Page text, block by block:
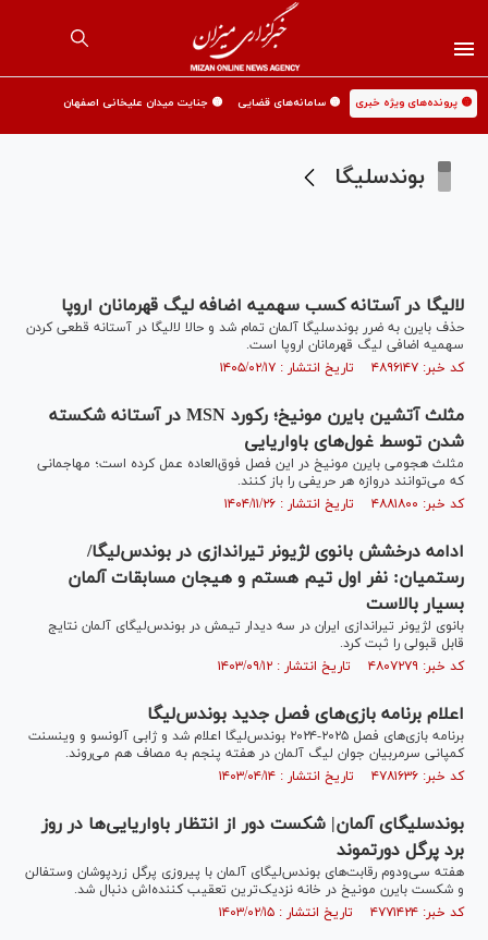
🟡 پرونده‌های ویژه خبری 🟡 سامانه‌های قضایی 🟡 جنایت میدان علیخانی اصفهان
بوندسلیگا
لالیگا در آستانه کسب سهمیه اضافه لیگ قهرمانان اروپا
حذف بایرن به ضرر بوندسلیگا آلمان تمام شد و حالا لالیگا در آستانه قطعی کردن
سهمیه اضافی لیگ قهرمانان اروپا است.
کد خبر: ۴۸۹۶۱۴۷ تاریخ انتشار : ۱۴۰۵/۰۲/۱۷
مثلث آتشین بایرن مونیخ؛ رکورد MSN در آستانه شکسته
شدن توسط غول‌های باواریایی
مثلث هجومی بایرن مونیخ در این فصل فوق‌العاده عمل کرده است؛ مهاجمانی
که می‌توانند دروازه هر حریفی را باز کنند.
کد خبر: ۴۸۸۱۸۰۰ تاریخ انتشار : ۱۴۰۴/۱۱/۲۶
ادامه درخشش بانوی لژیونر تیراندازی در بوندس‌لیگا/
رستمیان: نفر اول تیم هستم و هیجان مسابقات آلمان
بسیار بالاست
بانوی لژیونر تیراندازی ایران در سه دیدار تیمش در بوندس‌لیگای آلمان نتایج
قابل قبولی را ثبت کرد.
کد خبر: ۴۸۰۷۲۷۹ تاریخ انتشار : ۱۴۰۳/۰۹/۱۲
اعلام برنامه بازی‌های فصل جدید بوندس‌لیگا
برنامه بازی‌های فصل ۲۰۲۵-۲۰۲۴ بوندس‌لیگا اعلام شد و ژابی آلونسو و وینسنت
کمپانی سرمربیان جوان لیگ آلمان در هفته پنجم به مصاف هم می‌روند.
کد خبر: ۴۷۸۱۶۳۶ تاریخ انتشار : ۱۴۰۳/۰۴/۱۴
بوندسلیگای آلمان| شکست دور از انتظار باواریایی‌ها در روز
برد پرگل دورتموند
هفته سی‌و‌دوم رقابت‌های بوندس‌لیگای آلمان با پیروزی پرگل زردپوشان وستفالن
و شکست بایرن مونیخ در خانه نزدیک‌ترین تعقیب کننده‌اش دنبال شد.
کد خبر: ۴۷۷۱۴۲۴ تاریخ انتشار : ۱۴۰۳/۰۲/۱۵